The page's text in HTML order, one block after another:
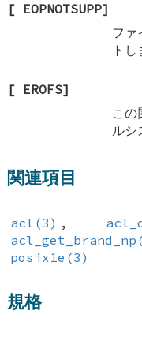
[ EOPNOTSUPP]
フ
トし
[ EROFS]
こ
ルシ
関連項目
acl(3) ,
posix1e(3)
規格